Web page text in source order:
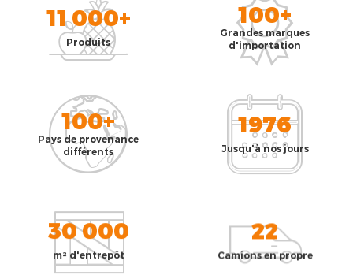
11 000+
Produits
100+
Grandes marques
d'importation
100+
Pays de provenance
différents
1976
Jusqu'à nos jours
30 000
m² d'entrepôt
22
Camions en propre